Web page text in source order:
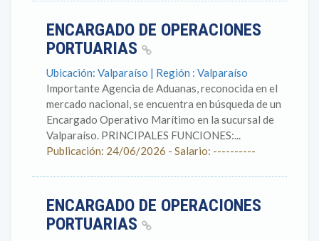
ENCARGADO DE OPERACIONES
PORTUARIAS
Ubicación: Valparaíso | Región : Valparaíso
Importante Agencia de Aduanas, reconocida en el
mercado nacional, se encuentra en búsqueda de un
Encargado Operativo Marítimo en la sucursal de
Valparaíso. PRINCIPALES FUNCIONES:...
Publicación: 24/06/2026 - Salario: ----------
ENCARGADO DE OPERACIONES
PORTUARIAS